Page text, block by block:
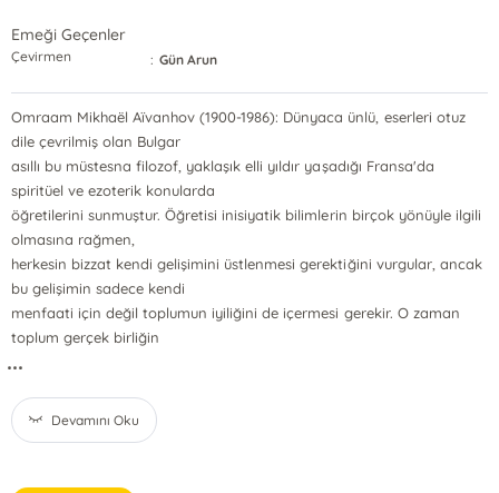
Emeği Geçenler
Çevirmen : Gün Arun
Omraam Mikhaël Aïvanhov (1900-1986): Dünyaca ünlü, eserleri otuz
dile çevrilmiş olan Bulgar
asıllı bu müstesna filozof, yaklaşık elli yıldır yaşadığı Fransa'da
spiritüel ve ezoterik konularda
öğretilerini sunmuştur. Öğretisi inisiyatik bilimlerin birçok yönüyle ilgili
olmasına rağmen,
herkesin bizzat kendi gelişimini üstlenmesi gerektiğini vurgular, ancak
bu gelişimin sadece kendi
menfaati için değil toplumun iyiliğini de içermesi gerekir. O zaman
toplum gerçek birliğin
...
Devamını Oku